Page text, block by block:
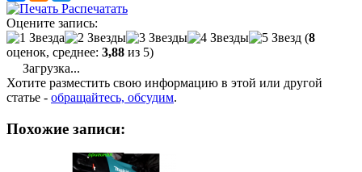
Распечатать
Оцените запись:
(8
оценок, среднее: 3,88 из 5)
Загрузка...
Хотите разместить свою информацию в этой или другой
статье - обращайтесь, обсудим.
Похожие записи: